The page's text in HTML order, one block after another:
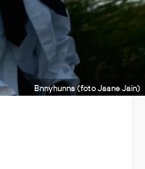
Bnnyhunna (foto Jaane Jain)